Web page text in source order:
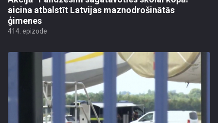
aicina atbalstīt Latvijas maznodrošinātās
ģimenes
414. epizode